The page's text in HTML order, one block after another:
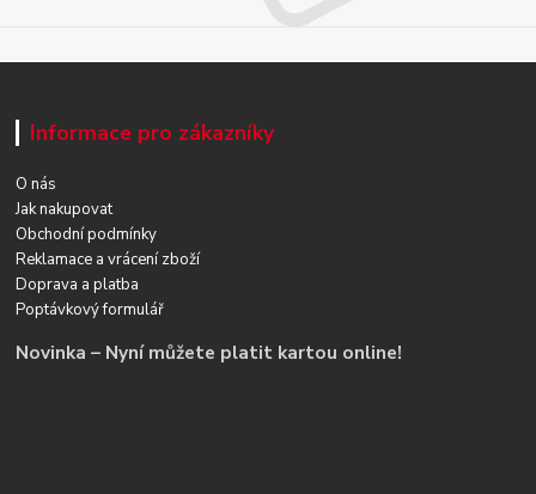
Informace pro zákazníky
O nás
Jak nakupovat
Obchodní podmínky
Reklamace a vrácení zboží
Doprava a platba
Poptávkový formulář
Novinka – Nyní můžete platit kartou online!